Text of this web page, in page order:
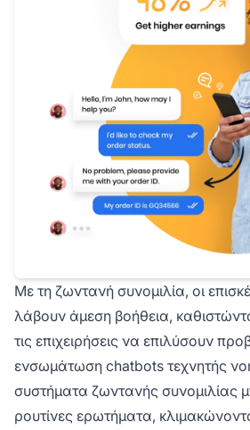
Με τη ζωντανή συνομιλία, οι
λάβουν άμεση βοήθεια,
τις επιχειρήσεις να επιλύσουν
ενσωμάτωση chatbots τεχνητής
συστήματα ζωντανής συνομιλίας
ρουτίνες ερωτήματα,